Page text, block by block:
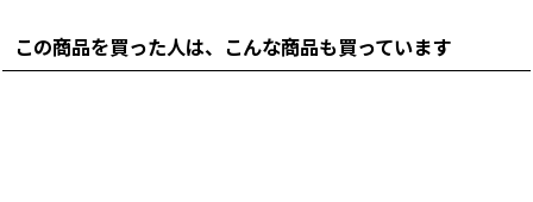
この商品を買った人は、こんな商品も買っています